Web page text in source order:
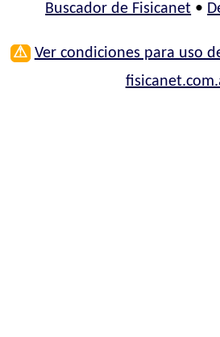
Buscador de Fisicanet •
⚠ Ver condiciones para uso